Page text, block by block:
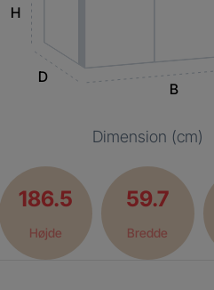
H
D
B
Dimension (cm)
186.5
Højde
59.7
Bredde